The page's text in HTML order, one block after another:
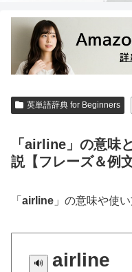
英単語辞典 for Beginners
「airline」の意味
説【フレーズ＆例
「 airline 」の意味や使
airline